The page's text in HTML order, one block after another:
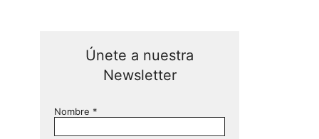
Únete a nuestra
Newsletter
Nombre *